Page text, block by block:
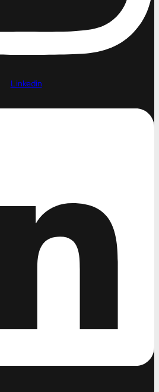
Linkedin